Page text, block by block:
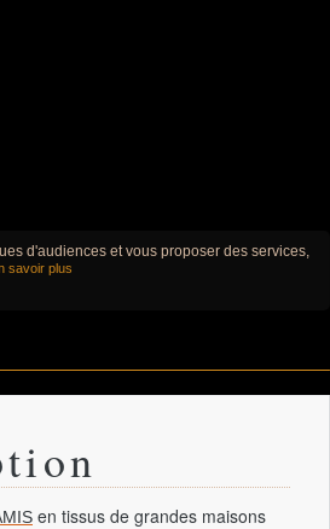
d'audiences et vous proposer des services,
savoir plus
en tissus de grandes maisons